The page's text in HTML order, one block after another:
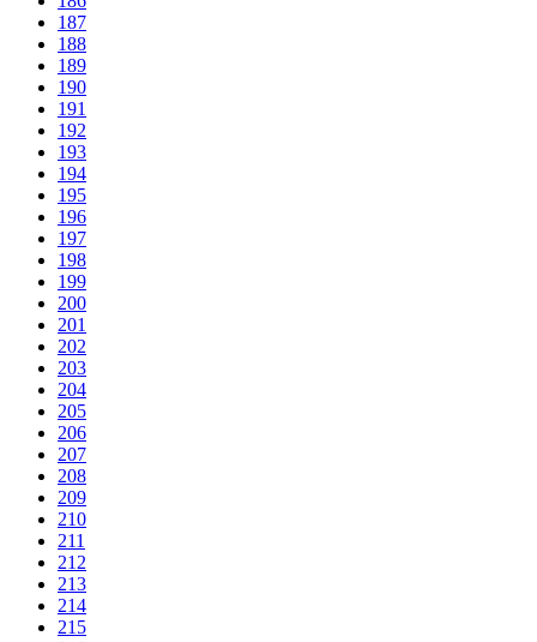
187
188
189
190
191
192
193
194
195
196
197
198
199
200
201
202
203
204
205
206
207
208
209
210
211
212
213
214
215